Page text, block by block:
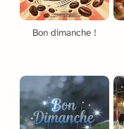
Bon dimanche !